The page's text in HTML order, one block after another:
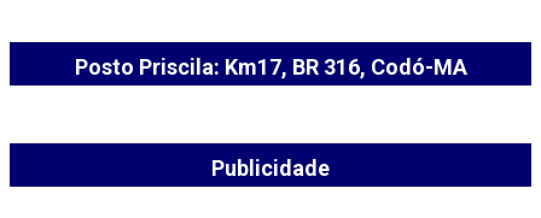
Posto Priscila: Km17, BR 316, Codó-MA
Publicidade